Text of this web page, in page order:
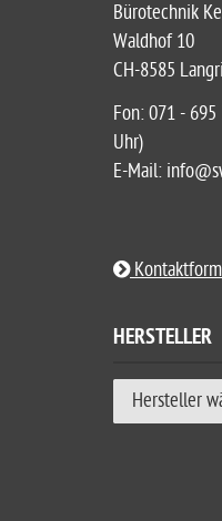
Bürotechnik
Waldhof 10
CH-8585
Fon: 071 -
Uhr)
E-Mail:
HERSTELLER
Hersteller